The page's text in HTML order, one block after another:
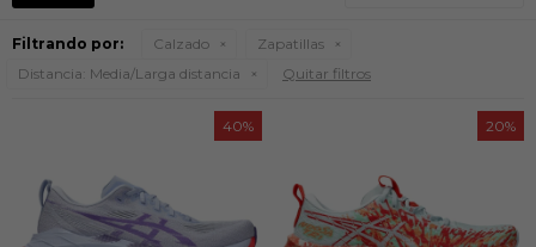
Filtrando por: Calzado
Zapatillas
Distancia: Media/Larga distancia Quitar filtros
40 20